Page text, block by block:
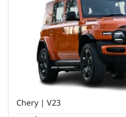
Chery | V23